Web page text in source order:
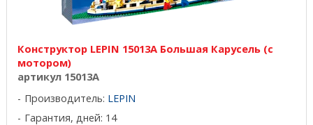
Конструктор LEPIN 15013A Большая Карусель (с
мотором)
артикул 15013A
Производитель: LEPIN
Гарантия, дней: 14